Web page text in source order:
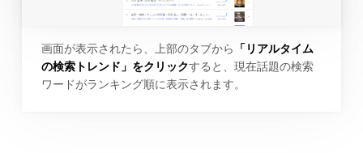
画面が表示されたら、上部のタブから 「リアルタイム
の検索トレンド」をクリックすると、現在話題の検索
ワードがランキング順に表示されます。